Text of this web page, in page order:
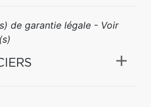
de garantie légale - Voir